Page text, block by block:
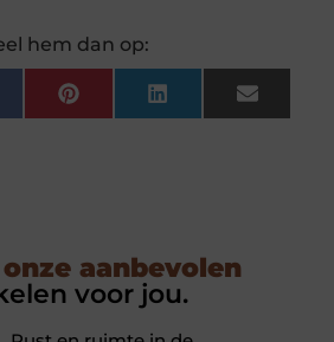
hem dan op:
PinterestLinkedInEmail
aanbevolen
voor jou.